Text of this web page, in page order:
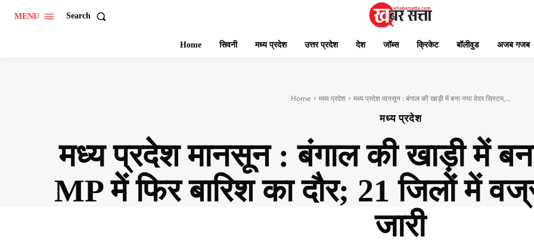
MENU Search
Home सिवनी मध्य प्रदेश उत्तर प्रदेश देश जॉब्स क्रिकेट बॉलीवुड अजब गजब
Home मध्य प्रदेश मध्य प्रदेश मानसून : बंगाल की खाड़ी में बना नया वेदर सिस्टम,...
मध्य प्रदेश
मध्य प्रदेश मानसून : बंगाल की खाड़ी में
MP में फिर बारिश का दौर; 21 जिलों में
जारी